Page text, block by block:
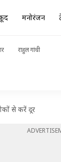
मनोरंजन
राहुल गांधी
से करें दूर